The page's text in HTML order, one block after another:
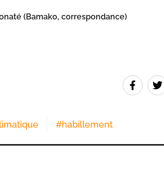
(Bamako, correspondance)
#habillement